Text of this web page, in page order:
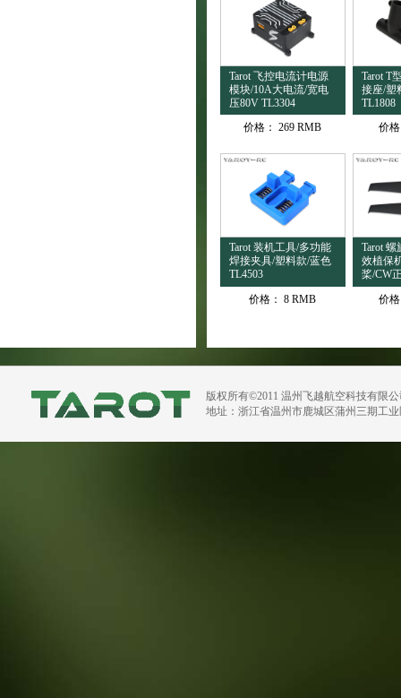
Tarot 飞控电流计电源
模块/10A大电流/宽电
压80V TL3304
价格： 269 RMB
Tarot T
接座/塑
TL1808
价
Tarot 装机工具/多功能
焊接夹具/塑料款/蓝色
TL4503
价格： 8 RMB
Tarot 螺
效植保
桨/CW
价
版权所有©2011 温州飞越航空科技有限
地址：浙江省温州市鹿城区蒲州三期工业